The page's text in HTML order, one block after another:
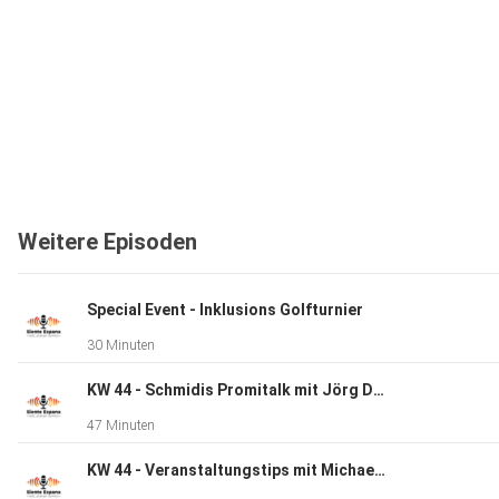
Weitere Episoden
Special Event - Inklusions Golfturnier
30 Minuten
KW 44 - Schmidis Promitalk mit Jörg Dahlmann
47 Minuten
KW 44 - Veranstaltungstips mit Michaela